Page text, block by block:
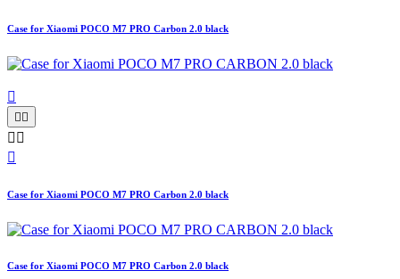
Case for Xiaomi POCO M7 PRO Carbon 2.0 black

 
 

Case for Xiaomi POCO M7 PRO Carbon 2.0 black
Case for Xiaomi POCO M7 PRO Carbon 2.0 black